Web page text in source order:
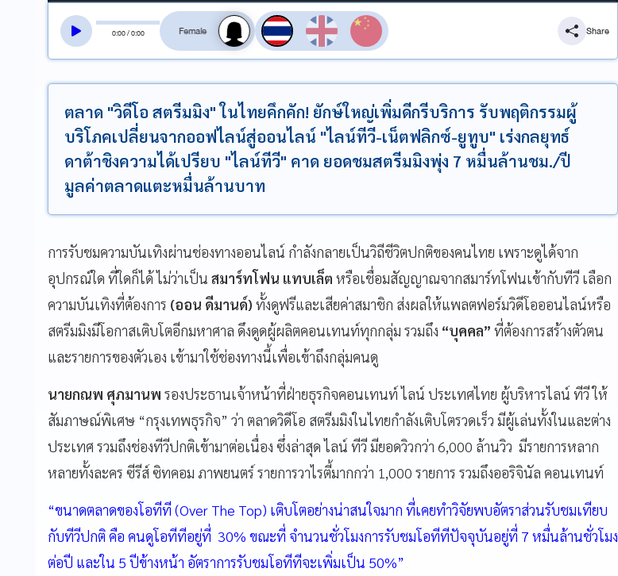
0:00/0:00
สลับเสียงอ่าน
Share
ตลาด "วิดีโอ สตรีมมิง" ในไทยคึกคัก! ยักษ์ใหญ่เพิ่มดีกรีบริการ รับพฤติกรรมผู้
บริโภคเปลี่ยนจากออฟไลน์สู่ออนไลน์ "ไลน์ทีวี-เน็ตฟลิกซ์-ยูทูบ" เร่งกลยุทธ์
ดาต้าชิงความได้เปรียบ "ไลน์ทีวี" คาด ยอดชมสตรีมมิงพุ่ง 7 หมื่นล้านชม./ปี
มูลค่าตลาดแตะหมื่นล้านบาท
การรับชมความบันเทิงผ่านช่องทางออนไลน์ กำลังกลายเป็นวิถีชีวิตปกติของคนไทย เพราะดูได้จาก
อุปกรณ์ใด ที่ใดก็ได้ ไม่ว่าเป็น สมาร์ทโฟน แทบเล็ต หรือเชื่อมสัญญาณจากสมาร์ทโฟนเข้ากับทีวี เลือก
ความบันเทิงที่ต้องการ (ออน ดีมานด์) ทั้งดูฟรีและเสียค่าสมาชิก ส่งผลให้แพลตฟอร์มวิดีโอออนไลน์หรือ
สตรีมมิงมีโอกาสเติบโตอีกมหาศาล ดึงดูดผู้ผลิตคอนเทนท์ทุกกลุ่ม รวมถึง “บุคคล” ที่ต้องการสร้างตัวตน
และรายการของตัวเอง เข้ามาใช้ช่องทางนี้เพื่อเข้าถึงกลุ่มคนดู
นายกณพ ศุภมานพ รองประธานเจ้าหน้าที่ฝ่ายธุรกิจคอนเทนท์ ไลน์ ประเทศไทย ผู้บริหารไลน์ ทีวี ให้
สัมภาษณ์พิเศษ “กรุงเทพธุรกิจ” ว่า ตลาดวิดีโอ สตรีมมิงในไทยกำลังเติบโตรวดเร็ว มีผู้เล่นทั้งในและต่าง
ประเทศ รวมถึงช่องทีวีปกติเข้ามาต่อเนื่อง ซึ่งล่าสุด ไลน์ ทีวี มียอดวิวกว่า 6,000 ล้านวิว มีรายการหลาก
หลายทั้งละคร ซีรีส์ ซิทคอม ภาพยนตร์ รายการวาไรตี้มากกว่า 1,000 รายการ รวมถึงออริจินัล คอนเทนท์
“ขนาดตลาดของโอทีที (Over The Top) เติบโตอย่างน่าสนใจมาก ที่เคยทำวิจัยพบอัตราส่วนรับชมเทียบ
กับทีวีปกติ คือ คนดูโอทีทีอยู่ที่ 30% ขณะที่ จำนวนชั่วโมงการรับชมโอทีทีปัจจุบันอยู่ที่ 7 หมื่นล้านชั่วโมง
ต่อปี และใน 5 ปีข้างหน้า อัตราการรับชมโอทีทีจะเพิ่มเป็น 50%”